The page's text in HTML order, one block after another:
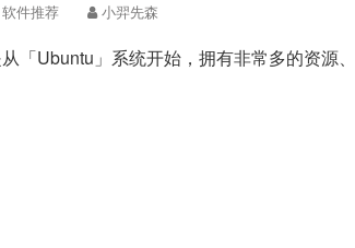
软件推荐 小羿先森
「Ubuntu」系统开始，拥有非常多的资源